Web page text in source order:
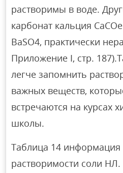
растворимы в воде.
карбонат кальция
BaSO4, практически
Приложение I, стр.
легче запомнить
важных веществ,
встречаются на курсах
школы.
Таблица 14
растворимости соли